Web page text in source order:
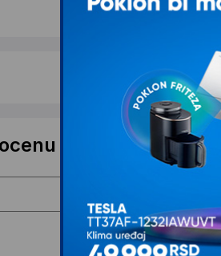
ili postavite pitanje